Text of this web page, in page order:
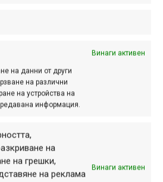
Винаги активен
на данни от други
на различни
на устройства на
информация.
на
на грешки,
на реклама
Винаги активен